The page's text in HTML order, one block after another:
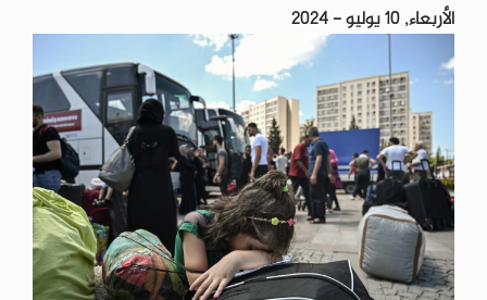
الأربعاء, 10 يوليو - 2024